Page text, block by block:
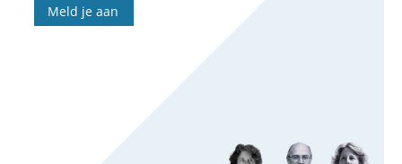
Meld je aan